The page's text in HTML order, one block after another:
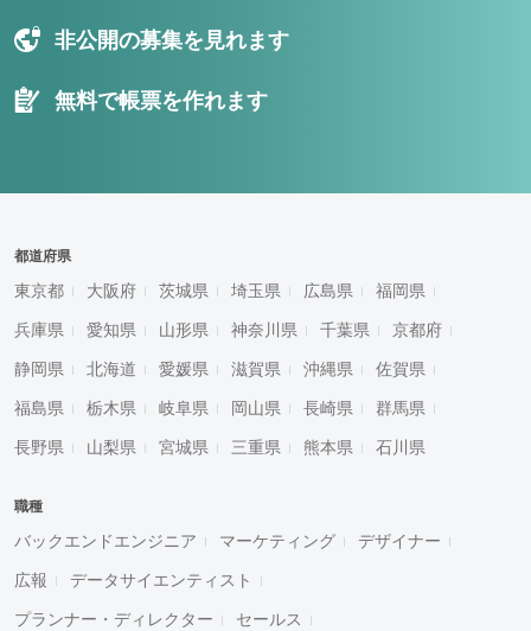
非公開の募集を見れます
無料で帳票を作れます
都道府県
東京都 大阪府 茨城県 埼玉県 広島県 福岡県
兵庫県 愛知県 山形県 神奈川県 千葉県 京都府
静岡県 北海道 愛媛県 滋賀県 沖縄県 佐賀県
福島県 栃木県 岐阜県 岡山県 長崎県 群馬県
長野県 山梨県 宮城県 三重県 熊本県 石川県
職種
バックエンドエンジニア マーケティング デザイナー
広報 データサイエンティスト
プランナー・ディレクター セールス